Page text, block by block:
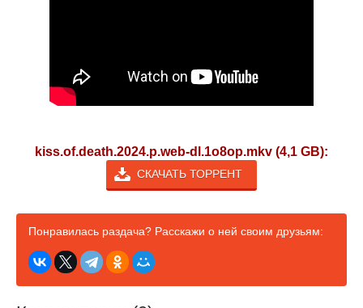
kiss.of.death.2024.p.web-dl.1o8op.mkv (4,1 GB):
СКАЧАТЬ ТОРРЕНТ
Понравилась раздача? Расскажи о ней своим друзьям: